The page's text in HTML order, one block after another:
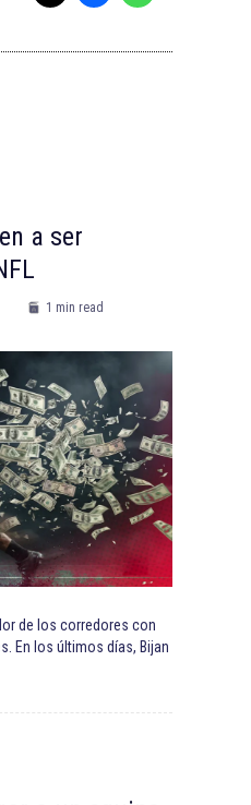
a ser
1 min read
de los corredores con
En los últimos días, Bijan